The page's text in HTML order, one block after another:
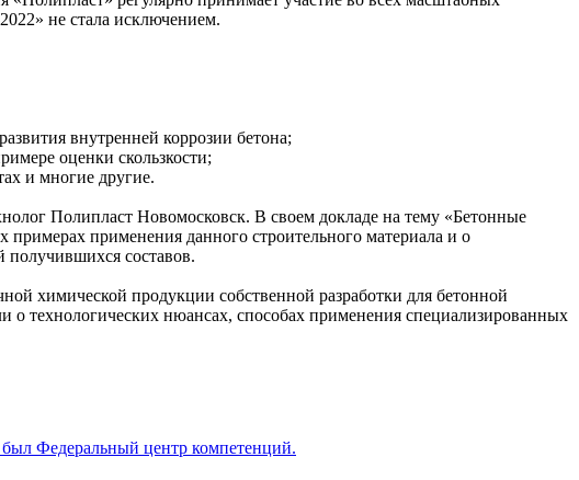
не стала исключением.
внутренней коррозии бетона;
оценки скользкости;
и многие другие.
Полипласт Новомосковск. В своем докладе на тему «Бетонные
применения данного строительного материала и о
получившихся составов.
химической продукции собственной разработки для бетонной
о технологических нюансах, способах применения специализированных
Федеральный центр компетенций.